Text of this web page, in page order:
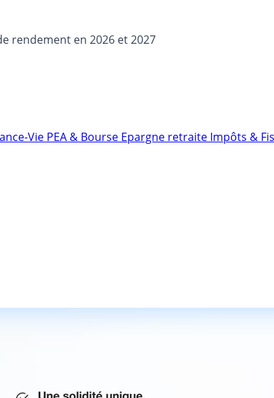
rendement en 2026 et 2027
Vie PEA & Bourse Epargne retraite Impôts &